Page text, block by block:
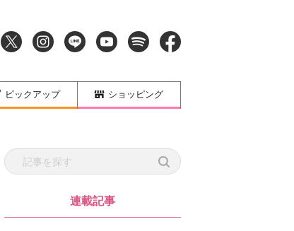
ピックアップ ショッピング
連載記事